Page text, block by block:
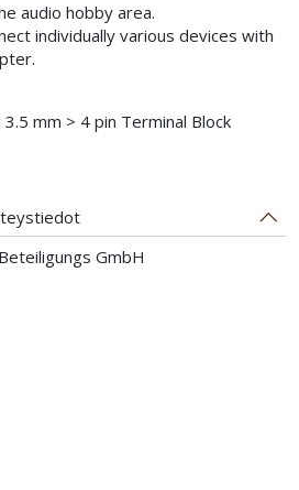
audio hobby area.
individually various devices with
mm > 4 pin Terminal Block
GmbH